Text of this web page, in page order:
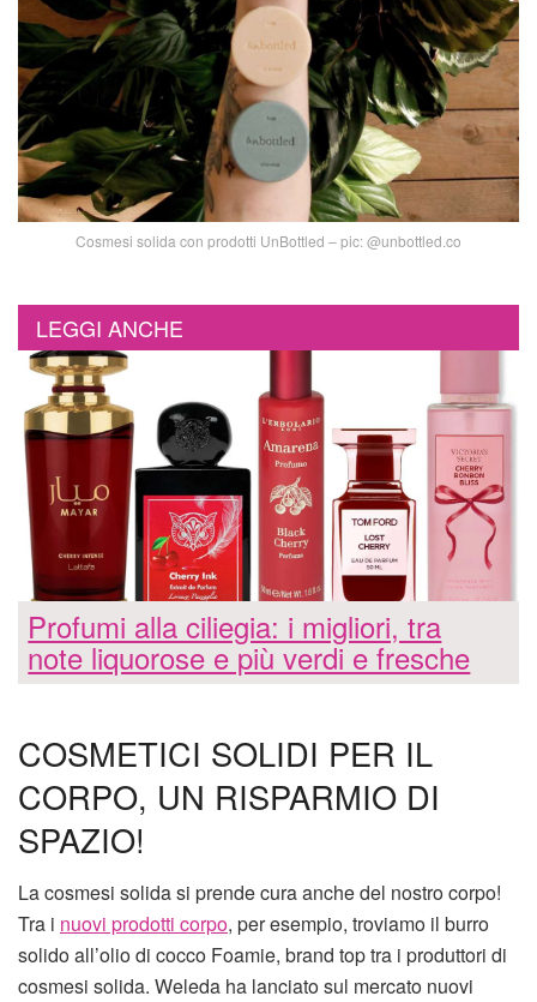
Cosmesi solida con prodotti UnBottled – pic: @unbottled.co
LEGGI ANCHE
Profumi alla ciliegia: i migliori, tra
note liquorose e più verdi e fresche
COSMETICI SOLIDI PER IL
CORPO, UN RISPARMIO DI
SPAZIO!
La cosmesi solida si prende cura anche del nostro corpo!
Tra i nuovi prodotti corpo, per esempio, troviamo il burro
solido all’olio di cocco Foamie, brand top tra i produttori di
cosmesi solida. Weleda ha lanciato sul mercato nuovi